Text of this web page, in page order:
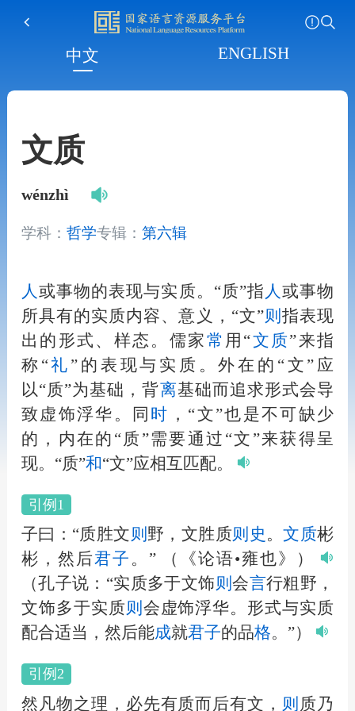
中文 ENGLISH
文质
wénzhì
学科： 哲学专辑： 第六辑
人 或事物的表现与实质。“质”指 人 或事物
所具有的实质内容、意义，“文”则 指表现
出的形式、样态。儒家常 用“文质”来指
称“礼 ”的表现与实质。外在的“文”应
以“质”为基础，背离基础而追求形式会导
致虚饰浮华。同 时 ，“文”也是不可缺少
的，内在的“质”需要通过“文”来获得呈
现。“质”和“文”应相互匹配。
引例1
子曰：“质胜文则 野，文胜质则 史 。文质彬
彬，然后君子 。”
（《论语•雍也》）
（孔子说：“实质多于文饰则会言行粗野，
文饰多于实质则 会虚饰浮华。形式与实质
配合适当，然后能成就君子的品格。”）
引例2
然凡物之理，必先有质而后有文， 则 质乃